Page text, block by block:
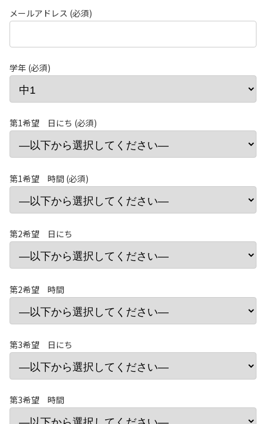
メールアドレス (必須)
学年 (必須)
第1希望 日にち (必須)
第1希望 時間 (必須)
第2希望 日にち
第2希望 時間
第3希望 日にち
第3希望 時間